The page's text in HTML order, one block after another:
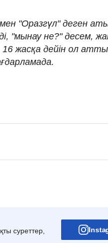
мен "Оразгүл" деген
"мынау не?" десем,
жасқа дейін ол атты
суреттер,